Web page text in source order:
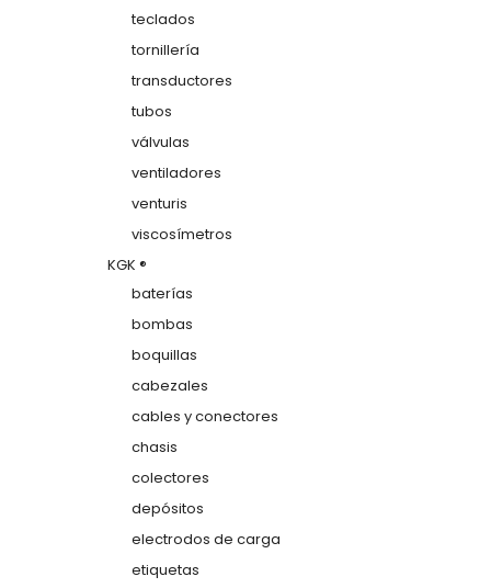
teclados
tornillería
transductores
tubos
válvulas
ventiladores
venturis
viscosímetros
KGK ®
baterías
bombas
boquillas
cabezales
cables y conectores
chasis
colectores
depósitos
electrodos de carga
etiquetas